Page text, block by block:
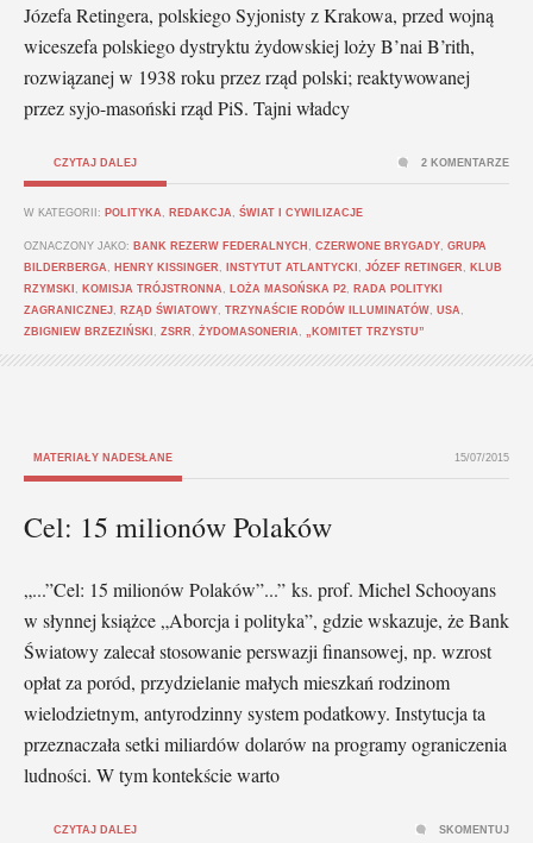
Józefa Retingera, polskiego Syjonisty z Krakowa, przed wojną
wiceszefa polskiego dystryktu żydowskiej loży B’nai B’rith,
rozwiązanej w 1938 roku przez rząd polski; reaktywowanej
przez syjo-masoński rząd PiS. Tajni władcy
CZYTAJ DALEJ
W KATEGORII: POLITYKA REDAKCJA ŚWIAT I CYWILIZACJE
OZNACZONY JAKO: BANK REZERW FEDERALNYCH CZERWONE BRYGADY GRUPA
BILDERBERGA
HENRY KISSINGER INSTYTUT ATLANTYCKI JÓZEF RETINGER
KLUB
RZYMSKI
KOMISJA TRÓJSTRONNA LOŻA MASOŃSKA P2
RADA POLITYKI
ZAGRANICZNEJ
RZĄD ŚWIATOWY TRZYNAŚCIE RODÓW ILLUMINATÓW USA
ZBIGNIEW BRZEZIŃSKI
ZSRR ŻYDOMASONERIA „KOMITET TRZYSTU”
2 KOMENTARZE
MATERIAŁY NADESŁANE 15/07/2015
Cel: 15 milionów Polaków
„...”Cel: 15 milionów Polaków”...” ks. prof. Michel Schooyans
w słynnej książce „Aborcja i polityka”, gdzie wskazuje, że Bank
Światowy zalecał stosowanie perswazji finansowej, np. wzrost
opłat za poród, przydzielanie małych mieszkań rodzinom
wielodzietnym, antyrodzinny system podatkowy. Instytucja ta
przeznaczała setki miliardów dolarów na programy ograniczenia
ludności. W tym kontekście warto
CZYTAJ DALEJ SKOMENTUJ